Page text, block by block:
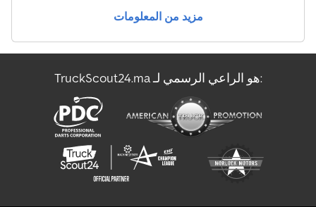
مركبة نقل أموال مدرعة
ناقل الزجاج
مزيد من المعلومات
TruckScout24.ma هو الراعي الرسمي لـ: